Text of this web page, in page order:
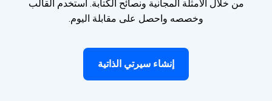
من خلال الأمثلة المجانية ونصائح الكتابة. استخدم القالب
وخصصه واحصل على مقابلة اليوم.
إنشاء سيرتي الذاتية